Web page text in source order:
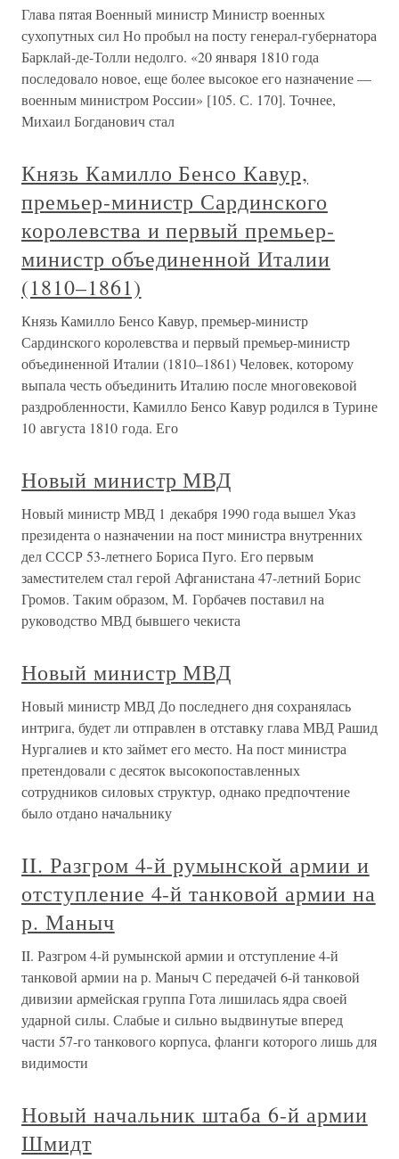
Глава пятая Военный министр Министр военных
сухопутных сил Но пробыл на посту генерал-губернатора
Барклай-де-Толли недолго. «20 января 1810 года
последовало новое, еще более высокое его назначение —
военным министром России» [105. С. 170]. Точнее,
Михаил Богданович стал
Князь Камилло Бенсо Кавур,
премьер-министр Сардинского
королевства и первый премьер-
министр объединенной Италии
(1810–1861)
Князь Камилло Бенсо Кавур, премьер-министр
Сардинского королевства и первый премьер-министр
объединенной Италии (1810–1861) Человек, которому
выпала честь объединить Италию после многовековой
раздробленности, Камилло Бенсо Кавур родился в Турине
10 августа 1810 года. Его
Новый министр МВД
Новый министр МВД 1 декабря 1990 года вышел Указ
президента о назначении на пост министра внутренних
дел СССР 53-летнего Бориса Пуго. Его первым
заместителем стал герой Афганистана 47-летний Борис
Громов. Таким образом, М. Горбачев поставил на
руководство МВД бывшего чекиста
Новый министр МВД
Новый министр МВД До последнего дня сохранялась
интрига, будет ли отправлен в отставку глава МВД Рашид
Нургалиев и кто займет его место. На пост министра
претендовали с десяток высокопоставленных
сотрудников силовых структур, однако предпочтение
было отдано начальнику
II. Разгром 4-й румынской армии и
отступление 4-й танковой армии на
р. Маныч
II. Разгром 4-й румынской армии и отступление 4-й
танковой армии на р. Маныч С передачей 6-й танковой
дивизии армейская группа Гота лишилась ядра своей
ударной силы. Слабые и сильно выдвинутые вперед
части 57-го танкового корпуса, фланги которого лишь для
видимости
Новый начальник штаба 6-й армии
Шмидт